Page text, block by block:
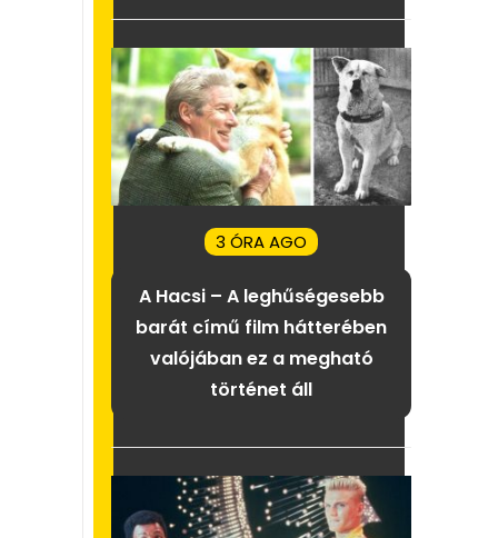
3 ÓRA AGO
A Hacsi – A leghűségesebb
barát című film hátterében
valójában ez a megható
történet áll